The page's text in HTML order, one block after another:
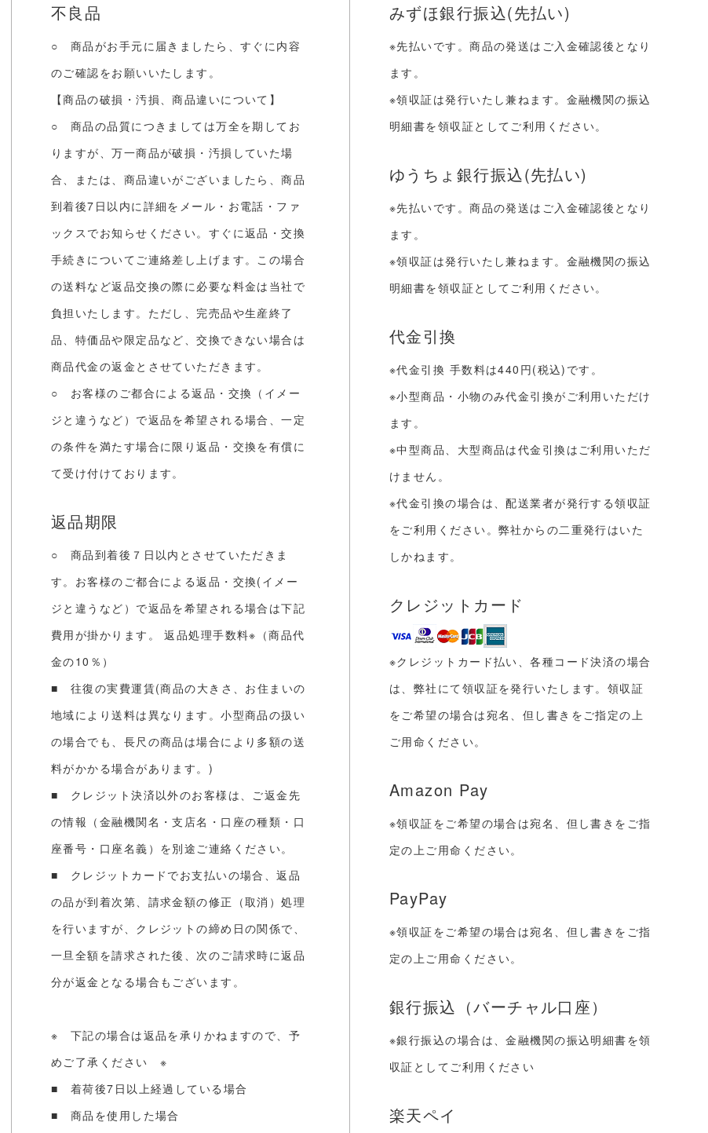
不良品
○ 商品がお手元に届きましたら、すぐに内容
のご確認をお願いいたします。
【商品の破損・汚損、商品違いについて】
○ 商品の品質につきましては万全を期してお
りますが、万一商品が破損・汚損していた場
合、または、商品違いがございましたら、商品
到着後7日以内に詳細をメール・お電話・ファ
ックスでお知らせください。すぐに返品・交換
手続きについてご連絡差し上げます。この場合
の送料など返品交換の際に必要な料金は当社で
負担いたします。ただし、完売品や生産終了
品、特価品や限定品など、交換できない場合は
商品代金の返金とさせていただきます。
○ お客様のご都合による返品・交換（イメー
ジと違うなど）で返品を希望される場合、一定
の条件を満たす場合に限り返品・交換を有償に
て受け付けております。
返品期限
○ 商品到着後７日以内とさせていただきま
す。お客様のご都合による返品・交換(イメー
ジと違うなど）で返品を希望される場合は下記
費用が掛かります。 返品処理手数料※（商品代
金の10％）
■ 往復の実費運賃(商品の大きさ、お住まいの
地域により送料は異なります。小型商品の扱い
の場合でも、長尺の商品は場合により多額の送
料がかかる場合があります。)
■ クレジット決済以外のお客様は、ご返金先
の情報（金融機関名・支店名・口座の種類・口
座番号・口座名義）を別途ご連絡ください。
■ クレジットカードでお支払いの場合、返品
の品が到着次第、請求金額の修正（取消）処理
を行いますが、クレジットの締め日の関係で、
一旦全額を請求された後、次のご請求時に返品
分が返金となる場合もございます。
※ 下記の場合は返品を承りかねますので、予
めご了承ください ※
■ 着荷後7日以上経過している場合
■ 商品を使用した場合
みずほ銀行振込(先払い)
※先払いです。商品の発送はご入金確認後となり
ます。
※領収証は発行いたし兼ねます。金融機関の振込
明細書を領収証としてご利用ください。
ゆうちょ銀行振込(先払い)
※先払いです。商品の発送はご入金確認後となり
ます。
※領収証は発行いたし兼ねます。金融機関の振込
明細書を領収証としてご利用ください。
代金引換
※代金引換 手数料は440円(税込)です。
※小型商品・小物のみ代金引換がご利用いただけ
ます。
※中型商品、大型商品は代金引換はご利用いただ
けません。
※代金引換の場合は、配送業者が発行する領収証
をご利用ください。弊社からの二重発行はいた
しかねます。
クレジットカード
※クレジットカード払い、各種コード決済の場合
は、弊社にて領収証を発行いたします。領収証
をご希望の場合は宛名、但し書きをご指定の上
ご用命ください。
Amazon Pay
※領収証をご希望の場合は宛名、但し書きをご指
定の上ご用命ください。
PayPay
※領収証をご希望の場合は宛名、但し書きをご指
定の上ご用命ください。
銀行振込（バーチャル口座）
※銀行振込の場合は、金融機関の振込明細書を領
収証としてご利用ください
楽天ペイ